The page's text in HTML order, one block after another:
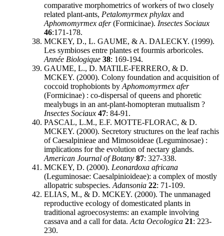
comparative morphometrics of workers of two closely
related plant-ants, Petalomyrmex phylax and
Aphomomyrmex afer(Formicinae). Insectes Sociaux
46:171-178.
MCKEY, D., L. GAUME, & A. DALECKY. (1999).
Les symbioses entre plantes et fourmis arboricoles.
Année Biologique 38: 169-194.
GAUME, L., D. MATILE-FERRERO, & D.
MCKEY. (2000). Colony foundation and acquisition of
coccoid trophobionts by Aphomomyrmex afer
(Formicinae) : co-dispersal of queens and phoretic
mealybugs in an ant-plant-homopteran mutualism ?
Insectes Sociaux 47: 84-91.
PASCAL, L.M., E.F. MOTTE-FLORAC, & D.
MCKEY. (2000). Secretory structures on the leaf rachis
of Caesalpinieae and Mimosoideae (Leguminosae) :
implications for the evolution of nectary glands.
American Journal of Botany 87: 327-338.
MCKEY, D. (2000). Leonardoxa africana
(Leguminosae: Caesalpinioideae): a complex of mostly
allopatric subspecies. Adansonia 22: 71-109.
ELIAS, M., & D. MCKEY. (2000). The unmanaged
reproductive ecology of domesticated plants in
traditional agroecosystems: an example involving
cassava and a call for data. Acta Oecologica 21: 223-
230.